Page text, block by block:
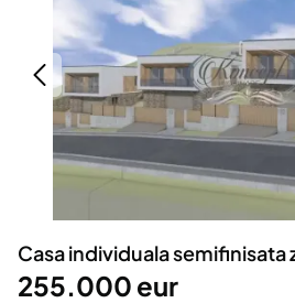
Servicii
Animale de companie
Afaceri și echipamente
Inchiriere Bunuri si Vehicule
Utilaje agricole si industriale
Piese auto si accesorii
Dacia Duster
Casa individuala
255.000 eur